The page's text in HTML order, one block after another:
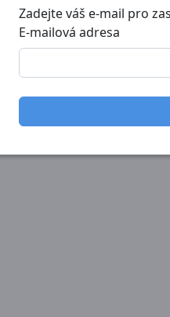
Zadejte váš e-mail pro
E-mailová adresa